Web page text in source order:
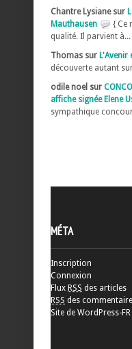
Chantre Lysiane sur
Mauthausen
{ Ce
qualité. Il parvient à...
Thomas sur L'Avenir
découverte autant
odile noel sur
affiche signée Elene
sympathique
MÉTA
Inscription
Connexion
Flux RSS des articles
RSS des
Site de WordPress-FR